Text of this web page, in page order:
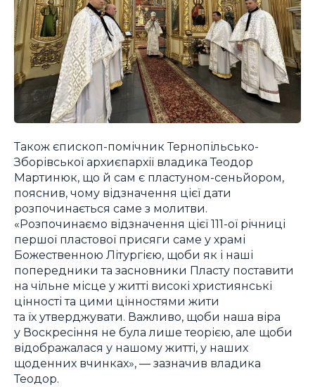
Також єпископ-помічник Тернопільсько-
Зборівської архиєпархії владика Теодор
Мартинюк, що й сам є пластуном-сеньйором,
пояснив, чому відзначення цієї дати
розпочинається саме з молитви.
«Розпочинаємо відзначення цієї 111-ої річниці
першої пластової присяги саме у храмі
Божественною Літургією, щоби як і наші
попередники та засновники Пласту поставити
на чільне місце у житті високі християнські
цінності та цими цінностями жити
та їх утверджувати. Важливо, щоби наша віра
у Воскресіння не була лише теорією, але щоби
відображалася у нашому житті, у наших
щоденних вчинках», — зазначив владика
Теодор.